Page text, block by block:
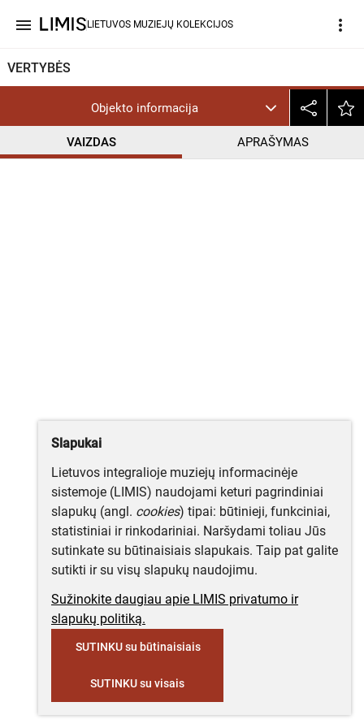
menu LIETUVOS MUZIEJŲ KOLEKCIJOS more_vert
VERTYBĖS
Objekto informacija
VAIZDAS APRAŠYMAS
CC BY help_outline
Slapukai
Lietuvos integralioje muziejų informacinėje
sistemoje (LIMIS) naudojami keturi pagrindiniai
slapukų (angl. cookies) tipai: būtinieji, funkciniai,
statistiniai ir rinkodariniai. Naršydami toliau Jūs
sutinkate su būtinaisiais slapukais. Taip pat galite
sutikti ir su visų slapukų naudojimu.
Sužinokite daugiau apie LIMIS privatumo ir
slapukų politiką.
SUTINKU su būtinaisiais
SUTINKU su visais